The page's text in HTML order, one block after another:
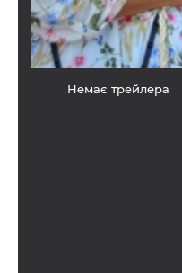
Немає трейлера